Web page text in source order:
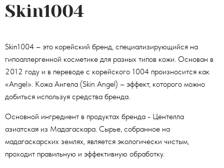
Skin1004
Skin1004 – это корейский бренд, специализирующийся на
гипоаллергенной косметике для разных типов кожи. Основан в
2012 году и в переводе с корейского 1004 произносится как
«Angel». Кожа Ангела (Skin Angel) – эффект, которого можно
добиться используя средства бренда.
Основной ингредиент в продуктах бренда - Центелла
азиатская из Мадагаскара. Сырье, собранное на
мадагаскарских землях, является экологически чистым,
проходит правильную и эффективную обработку.